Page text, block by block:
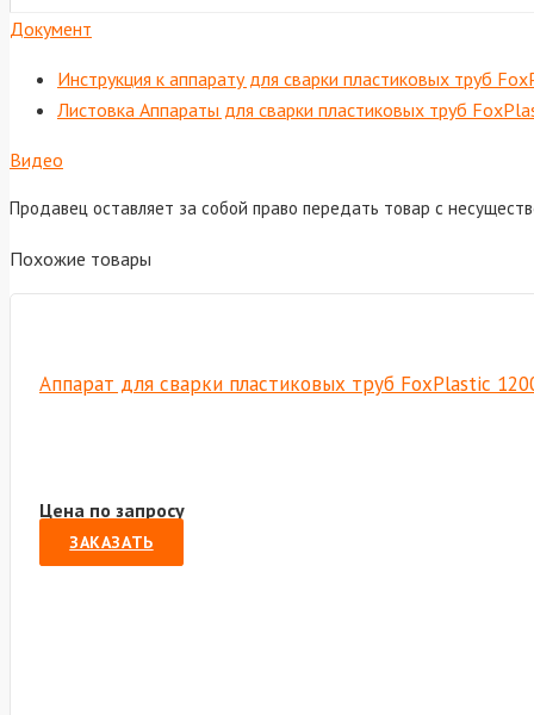
Документ
Инструкция к аппарату для сварки пластиковых труб
Листовка Аппараты для сварки пластиковых труб
Видео
Продавец оставляет за собой право передать товар с
Похожие товары
Аппарат для сварки пластиковых труб FoxPlastic
Цена по запросу
ЗАКАЗАТЬ